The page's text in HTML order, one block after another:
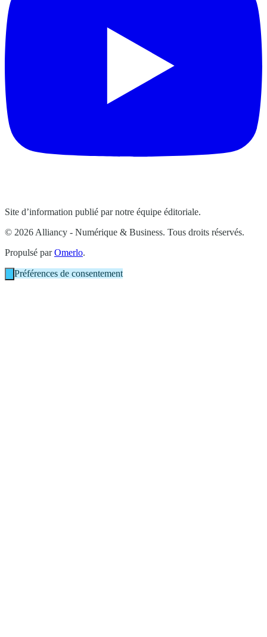
Site d’information publié par notre équipe éditoriale.
© 2026 Alliancy - Numérique & Business. Tous droits réservés.
Propulsé parOmerlo.
Préférences de consentement